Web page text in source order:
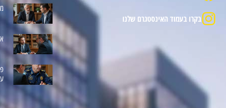
בקרו בעמוד האינסטגרם שלנו